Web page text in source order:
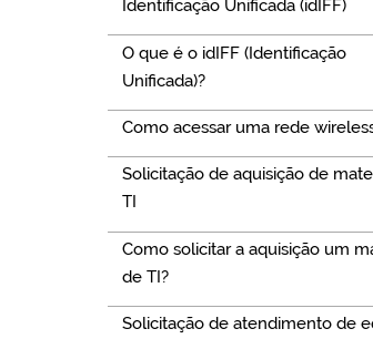
Identificação Unificada (idIFF)
O que é o idIFF (Identificação
Unificada)?
Como acessar uma rede
Solicitação de aquisição de
TI
Como solicitar a aquisição um
de TI?
Solicitação de atendimento de